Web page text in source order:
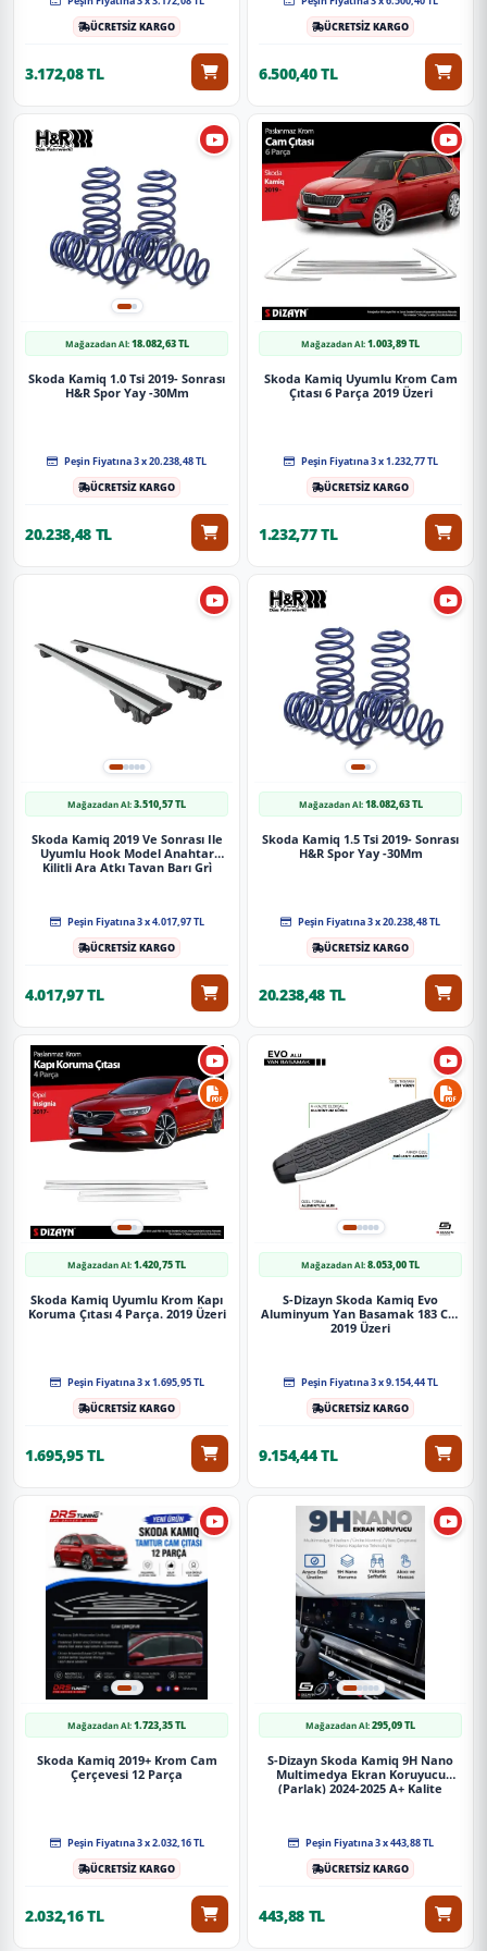
Güvenli Teslimat
Siparişleriniz darbe emici özel ambalajlarla, kargoda zarar
görmeyecek şekilde paketlenerek tarafınıza ulaştırılır. %100
ÜCRETSİZ KARGO
3.172,08 TL
ÜCRETSİZ KARGO
6.500,40 TL
Mağazadan Al:18.082,63 TL
Skoda Kamiq 1.0 Tsi 2019- Sonrası
H&R Spor Yay -30Mm
Peşin Fiyatına 3 x 20.238,48 TL
ÜCRETSİZ KARGO
20.238,48 TL
Mağazadan Al:1.003,89 TL
Skoda Kamiq Uyumlu Krom Cam
Çıtası 6 Parça 2019 Üzeri
Peşin Fiyatına 3 x 1.232,77 TL
ÜCRETSİZ KARGO
1.232,77 TL
Mağazadan Al:3.510,57 TL
Skoda Kamiq 2019 Ve Sonrası Ile
Uyumlu Hook Model Anahtar
Kilitli Ara Atkı Tavan Barı Gri̇
Peşin Fiyatına 3 x 4.017,97 TL
ÜCRETSİZ KARGO
4.017,97 TL
Mağazadan Al:18.082,63 TL
Skoda Kamiq 1.5 Tsi 2019- Sonrası
H&R Spor Yay -30Mm
Peşin Fiyatına 3 x 20.238,48 TL
ÜCRETSİZ KARGO
20.238,48 TL
Mağazadan Al:1.420,75 TL
Skoda Kamiq Uyumlu Krom Kapı
Koruma Çıtası 4 Parça. 2019 Üzeri
Peşin Fiyatına 3 x 1.695,95 TL
ÜCRETSİZ KARGO
1.695,95 TL
Mağazadan Al:8.053,00 TL
S-Dizayn Skoda Kamiq Evo
Aluminyum Yan Basamak 183 Cm
2019 Üzeri
Peşin Fiyatına 3 x 9.154,44 TL
ÜCRETSİZ KARGO
9.154,44 TL
Mağazadan Al:1.723,35 TL
Skoda Kamiq 2019+ Krom Cam
Çerçevesi 12 Parça
Peşin Fiyatına 3 x 2.032,16 TL
ÜCRETSİZ KARGO
2.032,16 TL
Mağazadan Al:295,09 TL
S-Dizayn Skoda Kamiq 9H Nano
Multimedya Ekran Koruyucu
(Parlak) 2024-2025 A+ Kalite
Peşin Fiyatına 3 x 443,88 TL
ÜCRETSİZ KARGO
443,88 TL